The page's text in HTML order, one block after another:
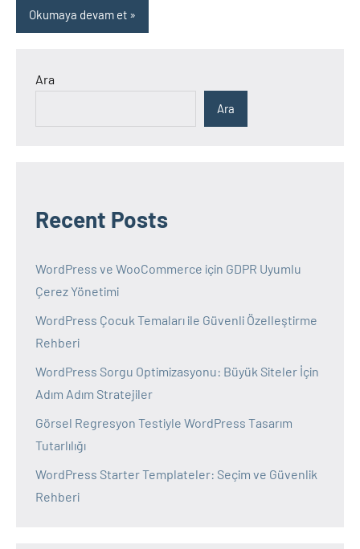
Okumaya devam et
Ara
Ara
Recent Posts
WordPress ve WooCommerce için GDPR Uyumlu
Çerez Yönetimi
WordPress Çocuk Temaları ile Güvenli Özelleştirme
Rehberi
WordPress Sorgu Optimizasyonu: Büyük Siteler İçin
Adım Adım Stratejiler
Görsel Regresyon Testiyle WordPress Tasarım
Tutarlılığı
WordPress Starter Templateler: Seçim ve Güvenlik
Rehberi